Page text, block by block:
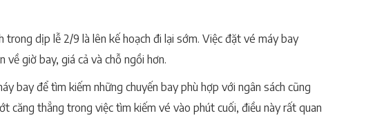
dịp lễ 2/9 là lên kế hoạch đi lại sớm. Việc đặt vé máy bay
về giờ bay, giá cả và chỗ ngồi hơn.
bay để tìm kiếm những chuyến bay phù hợp với ngân sách cũng
căng thẳng trong việc tìm kiếm vé vào phút cuối, điều này rất quan